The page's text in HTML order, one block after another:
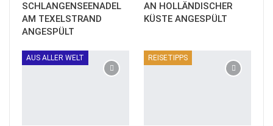
SCHLANGENSEENADEL
AM TEXELSTRAND
ANGESPÜLT
AN HOLLÄNDISCHER
KÜSTE ANGESPÜLT
AUS ALLER WELT REISETIPPS